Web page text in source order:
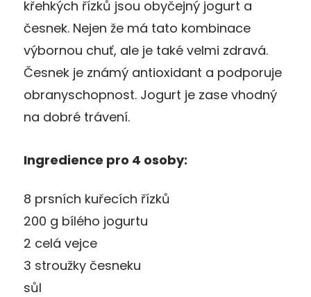
křehkých řízků jsou obyčejný jogurt a
česnek. Nejen že má tato kombinace
výbornou chuť, ale je také velmi zdravá.
Česnek je známý antioxidant a podporuje
obranyschopnost. Jogurt je zase vhodný
na dobré trávení.
Ingredience pro 4 osoby:
8 prsních kuřecích řízků
200 g bílého jogurtu
2 celá vejce
3 stroužky česneku
sůl